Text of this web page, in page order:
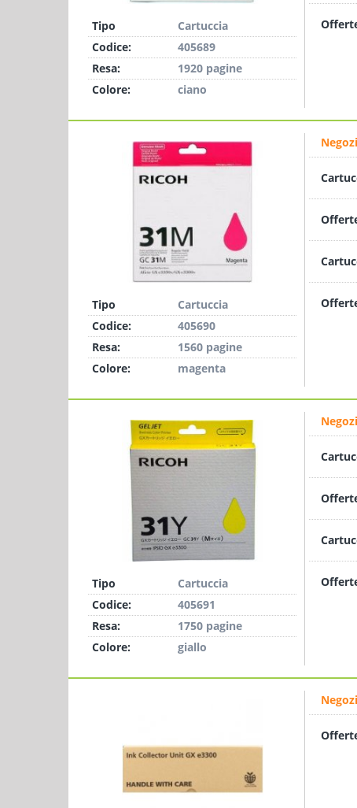
Tipo
Cartuccia
Codice:
405689
Resa:
1920 pagine
Colore:
ciano
Tipo
Cartuccia
Codice:
405690
Resa:
1560 pagine
Colore:
magenta
Tipo
Cartuccia
Codice:
405691
Resa:
1750 pagine
Colore:
giallo